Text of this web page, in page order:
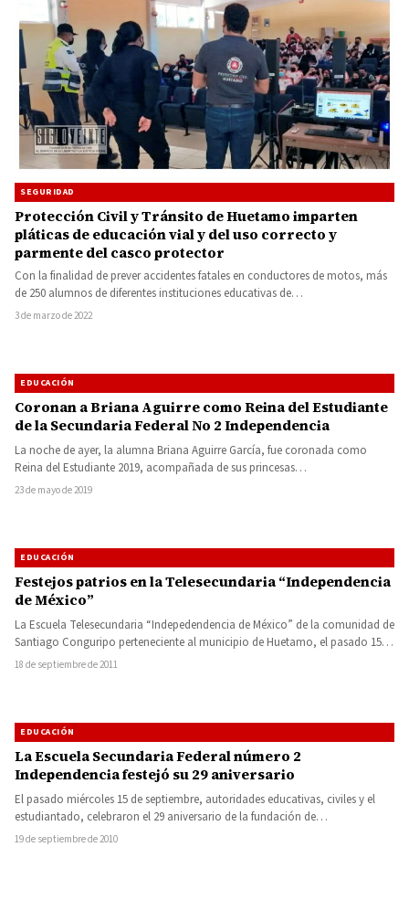
SEGURIDAD
Protección Civil y Tránsito de Huetamo imparten
pláticas de educación vial y del uso correcto y
parmente del casco protector
Con la finalidad de prever accidentes fatales en conductores de motos, más
de 250 alumnos de diferentes instituciones educativas de…
3 de marzo de 2022
EDUCACIÓN
Coronan a Briana Aguirre como Reina del Estudiante
de la Secundaria Federal No 2 Independencia
La noche de ayer, la alumna Briana Aguirre García, fue coronada como
Reina del Estudiante 2019, acompañada de sus princesas…
23 de mayo de 2019
EDUCACIÓN
Festejos patrios en la Telesecundaria “Independencia
de México”
La Escuela Telesecundaria “Indepedendencia de México” de la comunidad de
Santiago Conguripo perteneciente al municipio de Huetamo, el pasado 15…
18 de septiembre de 2011
EDUCACIÓN
La Escuela Secundaria Federal número 2
Independencia festejó su 29 aniversario
El pasado miércoles 15 de septiembre, autoridades educativas, civiles y el
estudiantado, celebraron el 29 aniversario de la fundación de…
19 de septiembre de 2010